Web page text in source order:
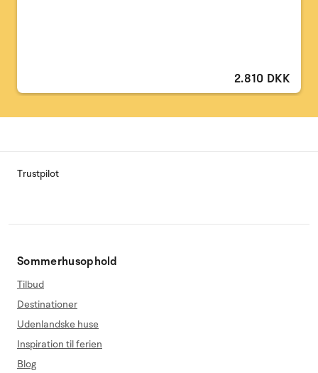
2.810 DKK
Trustpilot
Sommerhusophold
Tilbud
Destinationer
Udenlandske huse
Inspiration til ferien
Blog